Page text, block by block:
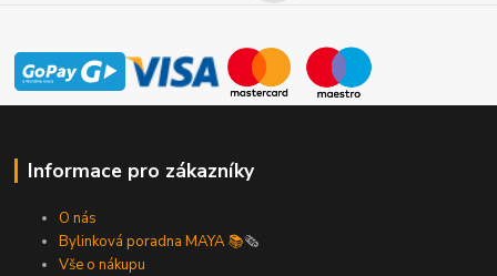
Informace pro zákazníky
O nás
Bylinková poradna MAYA 📚🗞️
Vše o nákupu